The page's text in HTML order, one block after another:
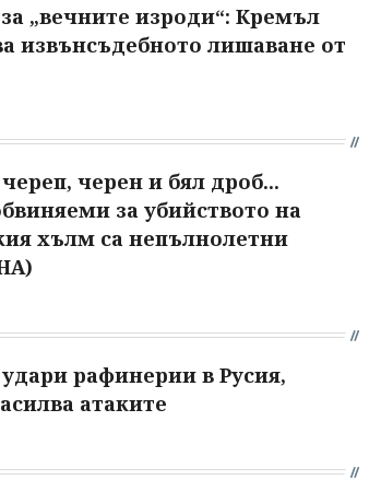
„вечните изроди“: Кремъл
извънсъдебното лишаване от
черен и бял дроб...
за убийството на
хълм са непълнолетни
рафинерии в Русия,
атаките